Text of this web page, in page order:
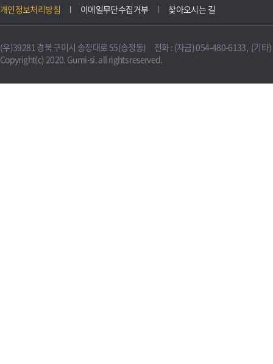
개인정보처리방침 이메일무단수집거부 찾아오시는 길
(우)39281 경북 구미시 송정대로 55(송정동) 전화 : (자금) 054-480-6133, (기타
Copyright(c) 2020. Gumi-si. all rights reserved.